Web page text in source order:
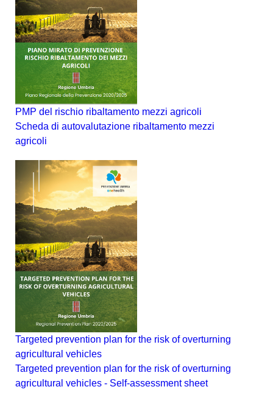
PMP del rischio ribaltamento mezzi agricoli
Scheda di autovalutazione ribaltamento mezzi
agricoli
Targeted prevention plan for the risk of overturning
agricultural vehicles
Targeted prevention plan for the risk of overturning
agricultural vehicles - Self-assessment sheet